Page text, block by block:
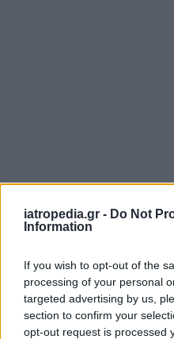
iatropedia.gr - Do Not
Information
If you wish to opt-out of the
processing of your personal
targeted advertising by us,
section to confirm your
opt-out request is processed
ΔΙΑΤΡΟΦΗ 07
Κεχρί: Πώς μια
«γεμίσει» σίδηρο τα